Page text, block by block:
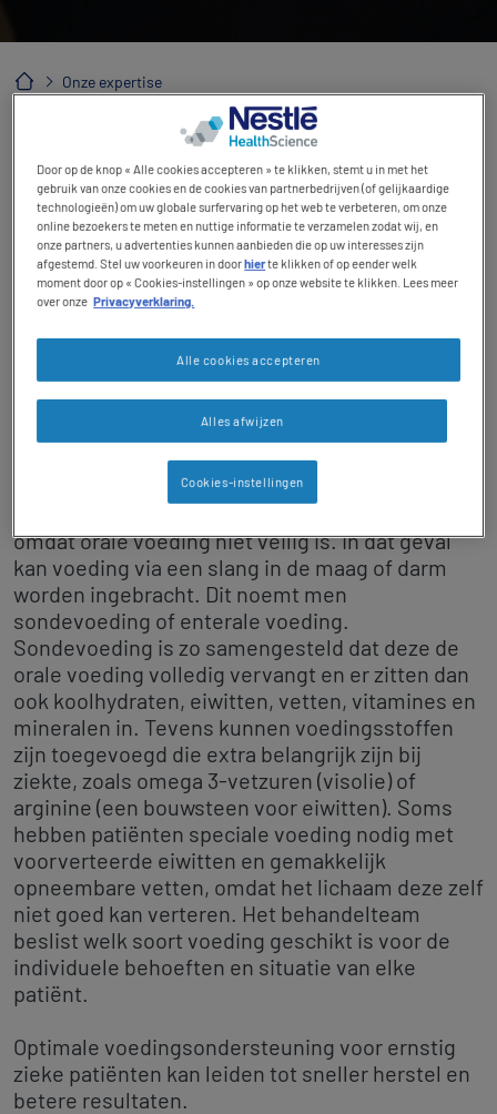
Contact revamp
Contact
TOGGLE DROPDOWN
Social revamp v2
Donkere modus
Onze expertise
Optimale voeding bij enstig
zieke patiënten
Voedingsondersteuning bij ernstig zieke
patiënten kan verdere metabole achteruitgang
en verlies van spiermassa tegengaan. De
morbiditeitscijfer en de verbetering van de
patiëntresultaten hebben het gebruik van
voedingsondersteuning bij ernstig zieke
patiënten onderstreept.
Op de ICU kunnen patiënten vaak niet met de
omdat orale voeding niet veilig is. In dat geval
kan voeding via een slang in de maag of darm
worden ingebracht. Dit noemt men
sondevoeding of enterale voeding.
Sondevoeding is zo samengesteld dat deze de
orale voeding volledig vervangt en er zitten dan
ook koolhydraten, eiwitten, vetten, vitamines en
mineralen in. Tevens kunnen voedingsstoffen
zijn toegevoegd die extra belangrijk zijn bij
ziekte, zoals omega 3-vetzuren (visolie) of
arginine (een bouwsteen voor eiwitten). Soms
hebben patiënten speciale voeding nodig met
voorverteerde eiwitten en gemakkelijk
opneembare vetten, omdat het lichaam deze zelf
niet goed kan verteren. Het behandelteam
beslist welk soort voeding geschikt is voor de
individuele behoeften en situatie van elke
patiënt.
Optimale voedingsondersteuning voor ernstig
zieke patiënten kan leiden tot sneller herstel en
betere resultaten.
Door op de knop « Alle cookies accepteren » te klikken, stemt u in met het
gebruik van onze cookies en de cookies van partnerbedrijven (of gelijkaardige
technologieën) om uw globale surfervaring op het web te verbeteren, om onze
online bezoekers te meten en nuttige informatie te verzamelen zodat wij, en
onze partners, u advertenties kunnen aanbieden die op uw interesses zijn
afgestemd. Stel uw voorkeuren in doorhierte klikken of op eender welk
moment door op « Cookies-instellingen » op onze website te klikken. Lees meer
over onze Privacyverklaring.
Alles afwijzen
Alle cookies accepteren
Cookies-instellingen